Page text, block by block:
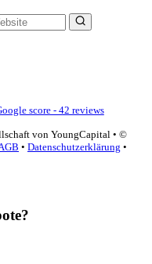
score - 42 reviews
von YoungCapital • ©
• Datenschutzerklärung •